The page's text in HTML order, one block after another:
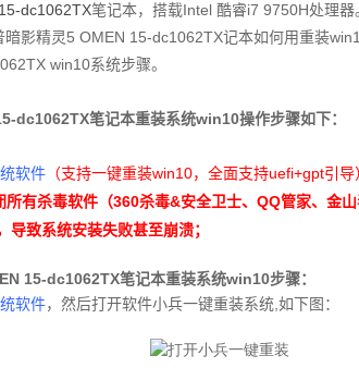
dc1062TX笔记本，搭载Intel 酷睿i7 9750H处理
影精灵5 OMEN 15-dc1062TX记本如何用重装
win10系统步骤。
dc1062TX笔记本重装系统win10操作步骤如下：
软件（支持一键重装win10，全面支持uefi+gpt引导
所有杀毒软件（360杀毒&安全卫士、QQ管家、金
致系统安装失败甚至崩溃；
15-dc1062TX笔记本重装系统win10步骤：
软件，然后打开软件小兵一键重装系统,如下图：